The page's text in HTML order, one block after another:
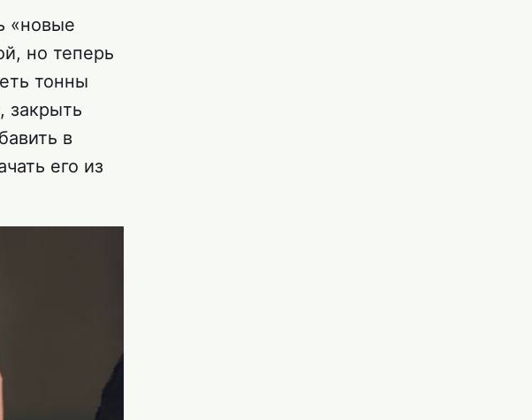
«новые
но теперь
тонны
закрыть
в
его из